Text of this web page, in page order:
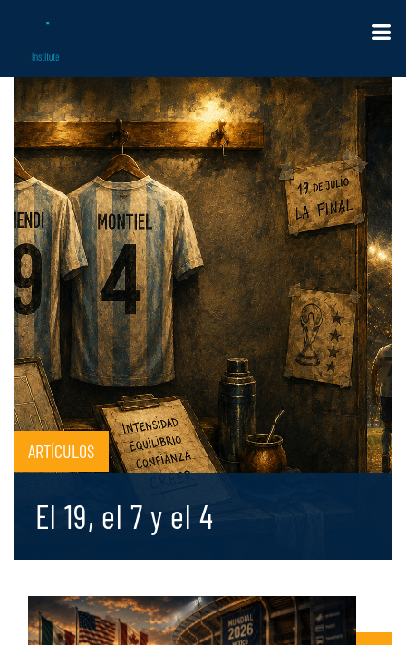
ARTÍCULOS
El 19, el 7 y el 4